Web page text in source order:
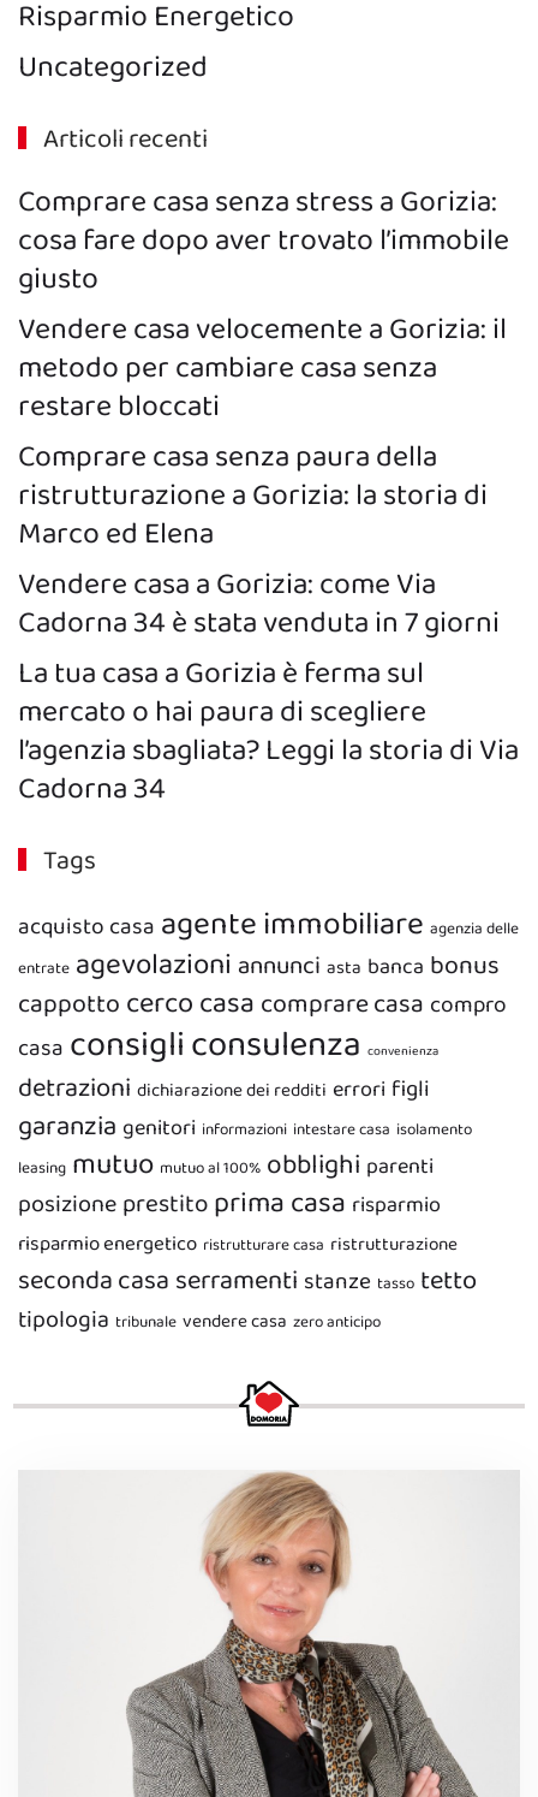
Risparmio Energetico
Uncategorized
Articoli recenti
Comprare casa senza stress a Gorizia:
cosa fare dopo aver trovato l’immobile
giusto
Vendere casa velocemente a Gorizia: il
metodo per cambiare casa senza
restare bloccati
Comprare casa senza paura della
ristrutturazione a Gorizia: la storia di
Marco ed Elena
Vendere casa a Gorizia: come Via
Cadorna 34 è stata venduta in 7 giorni
La tua casa a Gorizia è ferma sul
mercato o hai paura di scegliere
l’agenzia sbagliata? Leggi la storia di Via
Cadorna 34
Tags
acquisto casa agente immobiliare agenzia delle
entrate agevolazioni annunci asta banca bonus
cappottocerco casacomprare casa compro
casa consigliconsulenza convenienza
detrazioni dichiarazione dei redditi errori figli
garanzia genitori informazioni intestare casa isolamento
leasing mutuo mutuo al 100% obblighi parenti
posizioneprestitoprima casa risparmio
risparmio energetico ristrutturare casa ristrutturazione
seconda casaserramenti stanze tasso tetto
tipologia tribunale vendere casa zero anticipo